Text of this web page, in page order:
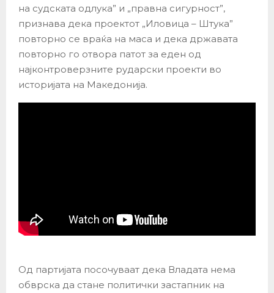
на судската одлука” и „правна сигурност”,
признава дека проектот „Иловица – Штука”
повторно се враќа на маса и дека државата
повторно го отвора патот за еден од
најконтроверзните рударски проекти во
историјата на Македонија.
Од партијата посочуваат дека Владата нема
обврска да стане политички застапник на